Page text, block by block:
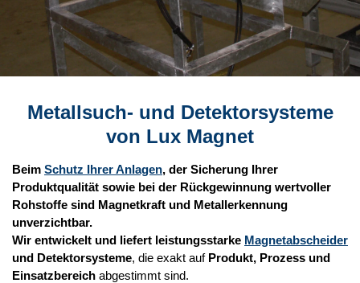
Metallsuch- und Detektorsysteme
von Lux Magnet
Beim Schutz Ihrer Anlagen, der Sicherung Ihrer
Produktqualität sowie bei der Rückgewinnung wertvoller
Rohstoffe sind Magnetkraft und Metallerkennung
unverzichtbar.
Wir entwickelt und liefert leistungsstarke Magnetabscheider
und Detektorsysteme, die exakt auf Produkt, Prozess und
Einsatzbereich abgestimmt sind.